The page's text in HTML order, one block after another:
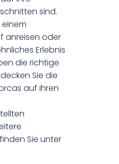
sind.
einem
anreisen oder
Erlebnis
die richtige
Sie die
auf ihren
Sie unter